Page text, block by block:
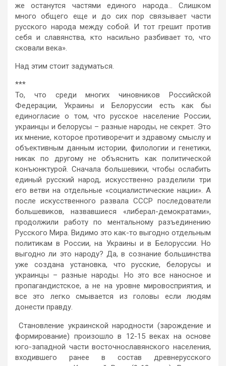
же останутся частями единого народа… Слишком
много общего еще и до сих пор связывает части
русского народа между собой. И тот грешит против
себя и славянства, кто насильно разбивает то, что
сковали века».
Над этим стоит задуматься.
***
То, что среди многих чиновников Российской
Федерации, Украины и Белоруссии есть как бы
единогласие о том, что русское население России,
украинцы и белорусы – разные народы, не секрет. Это
их мнение, которое противоречит и здравому смыслу и
объективным данным истории, филологии и генетики,
никак по другому не объяснить как политической
конъюнктурой. Сначала большевики, чтобы ослабить
единый русский народ, искусственно разделили три
его ветви на отдельные «социалистические нации». А
после искусственного развала СССР последователи
большевиков, назвавшиеся «либерал-демократами»,
продолжили работу по ментальному разъединению
Русского Мира. Видимо это как-то выгодно отдельным
политикам в России, на Украины и в Белоруссии. Но
выгодно ли это народу? Да, в сознание большинства
уже создана установка, что русские, белорусы и
украинцы – разные народы. Но это все наносное и
пропагандистское, а не на уровне мировосприятия, и
все это легко смывается из головы если людям
донести правду.
Становление украинской народности (зарождение и
формирование) произошло в 12-15 веках на основе
юго-западной части восточнославянского населения,
входившего ранее в состав древнерусского